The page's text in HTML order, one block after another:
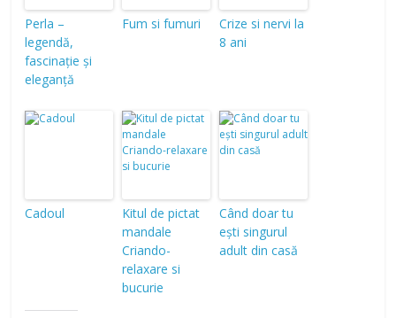
Perla –
legendă,
fascinație și
eleganță
Fum si fumuri
Crize si nervi la
8 ani
Cadoul
Kitul de pictat
mandale
Criando-
relaxare si
bucurie
Când doar tu
ești singurul
adult din casă